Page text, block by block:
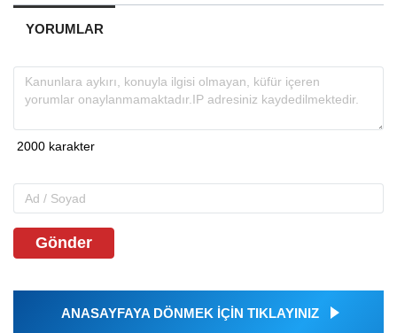
YORUMLAR
Gönder
ANASAYFAYA DÖNMEK İÇİN TIKLAYINIZ